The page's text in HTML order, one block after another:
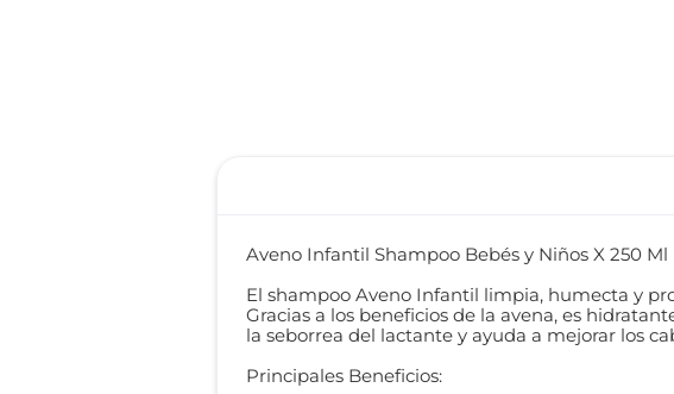
Aveno Infantil Shampoo Bebés y Niños X 250 Ml
El shampoo Aveno Infantil limpia, humecta y
Gracias a los beneficios de la avena, es
la seborrea del lactante y ayuda a mejorar los
Principales Beneficios: